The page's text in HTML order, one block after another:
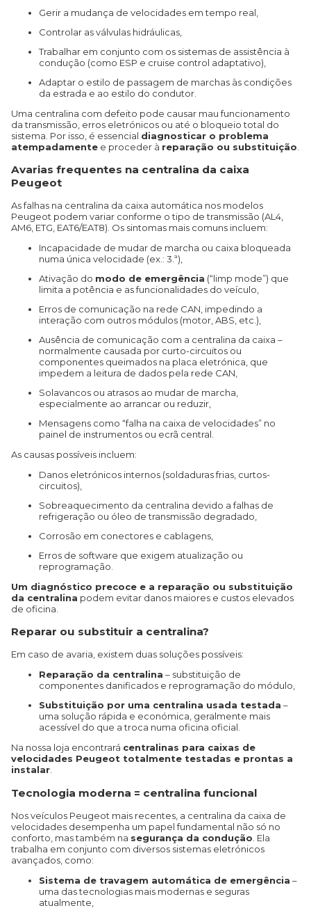
Gerir a mudança de velocidades em tempo real,
Controlar as válvulas hidráulicas,
Trabalhar em conjunto com os sistemas de assistência à
condução (como ESP e cruise control adaptativo),
Adaptar o estilo de passagem de marchas às condições
da estrada e ao estilo do condutor.
Uma centralina com defeito pode causar mau funcionamento
da transmissão, erros eletrónicos ou até o bloqueio total do
sistema. Por isso, é essencial diagnosticar o problema
atempadamente e proceder à reparação ou substituição
Avarias frequentes na centralina da caixa
Peugeot
As falhas na centralina da caixa automática nos modelos
Peugeot podem variar conforme o tipo de transmissão (AL4,
AM6, ETG, EAT6/EAT8). Os sintomas mais comuns incluem:
Incapacidade de mudar de marcha ou caixa bloqueada
numa única velocidade (ex.: 3.ª),
Ativação do modo de emergência (“limp mode”) que
limita a potência e as funcionalidades do veículo,
Erros de comunicação na rede CAN, impedindo a
interação com outros módulos (motor, ABS, etc.),
Ausência de comunicação com a centralina da caixa –
normalmente causada por curto-circuitos ou
componentes queimados na placa eletrónica, que
impedem a leitura de dados pela rede CAN,
Solavancos ou atrasos ao mudar de marcha,
especialmente ao arrancar ou reduzir,
Mensagens como “falha na caixa de velocidades” no
painel de instrumentos ou ecrã central.
As causas possíveis incluem:
Danos eletrónicos internos (soldaduras frias, curtos-
circuitos),
Sobreaquecimento da centralina devido a falhas de
refrigeração ou óleo de transmissão degradado,
Corrosão em conectores e cablagens,
Erros de software que exigem atualização ou
reprogramação.
Um diagnóstico precoce e a reparação ou substituição
da centralina podem evitar danos maiores e custos elevados
de oficina.
Reparar ou substituir a centralina?
Em caso de avaria, existem duas soluções possíveis:
Reparação da centralina – substituição de
componentes danificados e reprogramação do módulo,
Substituição por uma centralina usada testada –
uma solução rápida e económica, geralmente mais
acessível do que a troca numa oficina oficial.
Na nossa loja encontrará centralinas para caixas de
velocidades Peugeot totalmente testadas e prontas a
instalar.
Tecnologia moderna = centralina funcional
Nos veículos Peugeot mais recentes, a centralina da caixa de
velocidades desempenha um papel fundamental não só no
conforto, mas também na segurança da condução . Ela
trabalha em conjunto com diversos sistemas eletrónicos
avançados, como:
Sistema de travagem automática de emergência –
uma das tecnologias mais modernas e seguras
atualmente,